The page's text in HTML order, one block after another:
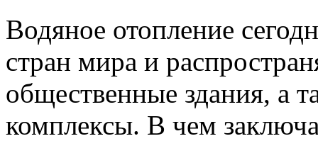
Водяное отопление
стран мира и
общественные здания, а
комплексы. В чем